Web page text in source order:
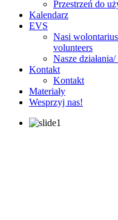
Przestrzeń do
Kalendarz
EVS
Nasi
volunteers
Nasze
Kontakt
Kontakt
Materiały
Wesprzyj nas!